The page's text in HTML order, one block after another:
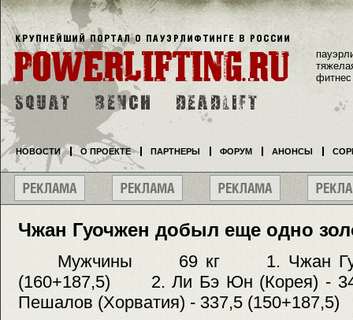
Чжан Гуочжен добыл еще одно
Мужчины 69 кг 1. Чжан
(160+187,5) 2. Ли Бэ Юн (Корея) -
Пешалов (Хорватия) - 337,5 (150+187,5)
фитнес
НОВОСТИ О ПРОЕКТЕ ПАРТНЕРЫ ФОРУМ АНОНСЫ